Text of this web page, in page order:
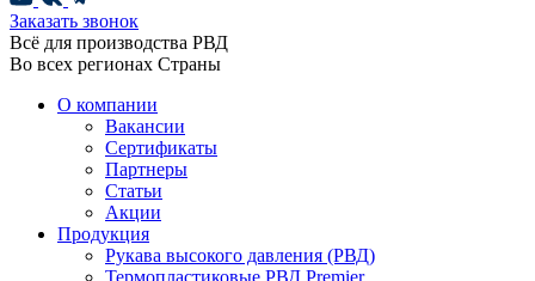
Заказать звонок
Всё для производства РВД
Во всех регионах Страны
О компании
Вакансии
Сертификаты
Партнеры
Статьи
Акции
Продукция
Рукава высокого давления (РВД)
Термопластиковые РВД Premier